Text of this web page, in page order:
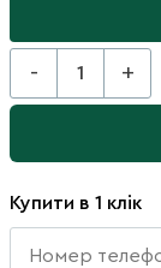
- +
Купити в 1 клік